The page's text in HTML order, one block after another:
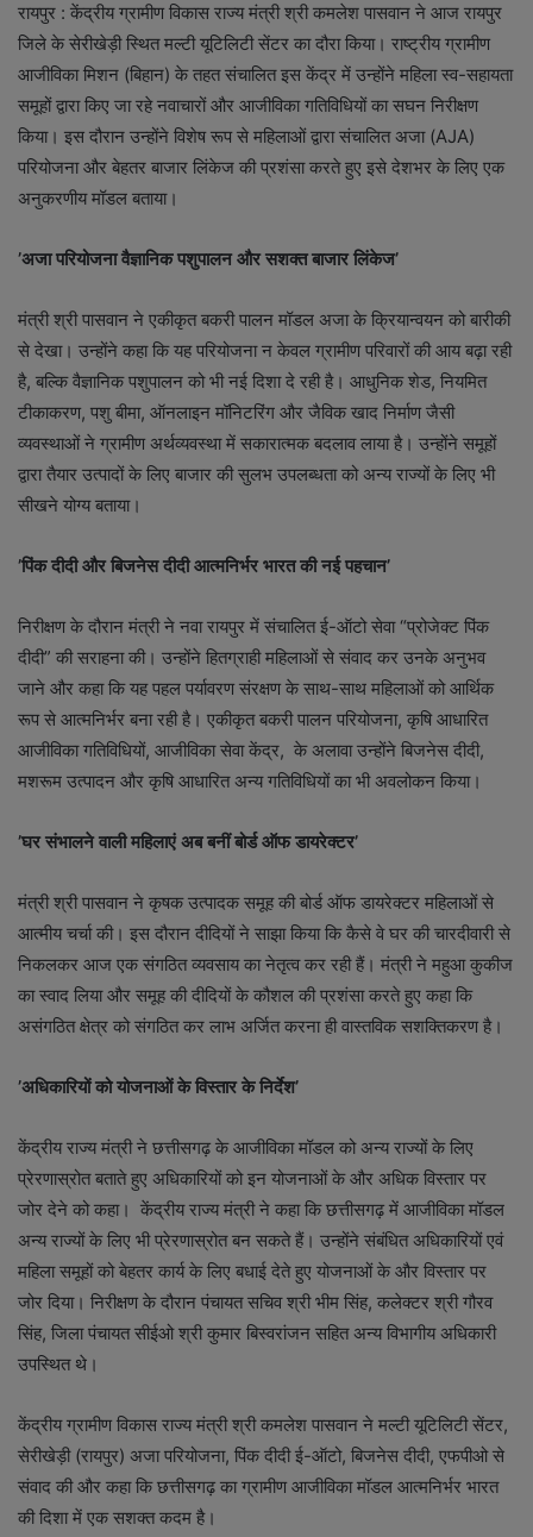
रायपुर : केंद्रीय ग्रामीण विकास राज्य मंत्री श्री कमलेश पासवान ने आज रायपुर
जिले के सेरीखेड़ी स्थित मल्टी यूटिलिटी सेंटर का दौरा किया। राष्ट्रीय ग्रामीण
आजीविका मिशन (बिहान) के तहत संचालित इस केंद्र में उन्होंने महिला स्व-सहायता
समूहों द्वारा किए जा रहे नवाचारों और आजीविका गतिविधियों का सघन निरीक्षण
किया। इस दौरान उन्होंने विशेष रूप से महिलाओं द्वारा संचालित अजा (AJA)
परियोजना और बेहतर बाजार लिंकेज की प्रशंसा करते हुए इसे देशभर के लिए एक
अनुकरणीय मॉडल बताया।
’अजा परियोजना वैज्ञानिक पशुपालन और सशक्त बाजार लिंकेज’
मंत्री श्री पासवान ने एकीकृत बकरी पालन मॉडल अजा के क्रियान्वयन को बारीकी
से देखा। उन्होंने कहा कि यह परियोजना न केवल ग्रामीण परिवारों की आय बढ़ा रही
है, बल्कि वैज्ञानिक पशुपालन को भी नई दिशा दे रही है। आधुनिक शेड, नियमित
टीकाकरण, पशु बीमा, ऑनलाइन मॉनिटरिंग और जैविक खाद निर्माण जैसी
व्यवस्थाओं ने ग्रामीण अर्थव्यवस्था में सकारात्मक बदलाव लाया है। उन्होंने समूहों
द्वारा तैयार उत्पादों के लिए बाजार की सुलभ उपलब्धता को अन्य राज्यों के लिए भी
सीखने योग्य बताया।
’पिंक दीदी और बिजनेस दीदी आत्मनिर्भर भारत की नई पहचान’
निरीक्षण के दौरान मंत्री ने नवा रायपुर में संचालित ई-ऑटो सेवा “प्रोजेक्ट पिंक
दीदी” की सराहना की। उन्होंने हितग्राही महिलाओं से संवाद कर उनके अनुभव
जाने और कहा कि यह पहल पर्यावरण संरक्षण के साथ-साथ महिलाओं को आर्थिक
रूप से आत्मनिर्भर बना रही है। एकीकृत बकरी पालन परियोजना, कृषि आधारित
आजीविका गतिविधियों, आजीविका सेवा केंद्र, के अलावा उन्होंने बिजनेस दीदी,
मशरूम उत्पादन और कृषि आधारित अन्य गतिविधियों का भी अवलोकन किया।
’घर संभालने वाली महिलाएं अब बनीं बोर्ड ऑफ डायरेक्टर’
मंत्री श्री पासवान ने कृषक उत्पादक समूह की बोर्ड ऑफ डायरेक्टर महिलाओं से
आत्मीय चर्चा की। इस दौरान दीदियों ने साझा किया कि कैसे वे घर की चारदीवारी से
निकलकर आज एक संगठित व्यवसाय का नेतृत्व कर रही हैं। मंत्री ने महुआ कुकीज
का स्वाद लिया और समूह की दीदियों के कौशल की प्रशंसा करते हुए कहा कि
असंगठित क्षेत्र को संगठित कर लाभ अर्जित करना ही वास्तविक सशक्तिकरण है।
’अधिकारियों को योजनाओं के विस्तार के निर्देश’
केंद्रीय राज्य मंत्री ने छत्तीसगढ़ के आजीविका मॉडल को अन्य राज्यों के लिए
प्रेरणास्रोत बताते हुए अधिकारियों को इन योजनाओं के और अधिक विस्तार पर
जोर देने को कहा। केंद्रीय राज्य मंत्री ने कहा कि छत्तीसगढ़ में आजीविका मॉडल
अन्य राज्यों के लिए भी प्रेरणास्रोत बन सकते हैं। उन्होंने संबंधित अधिकारियों एवं
महिला समूहों को बेहतर कार्य के लिए बधाई देते हुए योजनाओं के और विस्तार पर
जोर दिया। निरीक्षण के दौरान पंचायत सचिव श्री भीम सिंह, कलेक्टर श्री गौरव
सिंह, जिला पंचायत सीईओ श्री कुमार बिस्वरांजन सहित अन्य विभागीय अधिकारी
उपस्थित थे।
केंद्रीय ग्रामीण विकास राज्य मंत्री श्री कमलेश पासवान ने मल्टी यूटिलिटी सेंटर,
सेरीखेड़ी (रायपुर) अजा परियोजना, पिंक दीदी ई-ऑटो, बिजनेस दीदी, एफपीओ से
संवाद की और कहा कि छत्तीसगढ़ का ग्रामीण आजीविका मॉडल आत्मनिर्भर भारत
की दिशा में एक सशक्त कदम है।